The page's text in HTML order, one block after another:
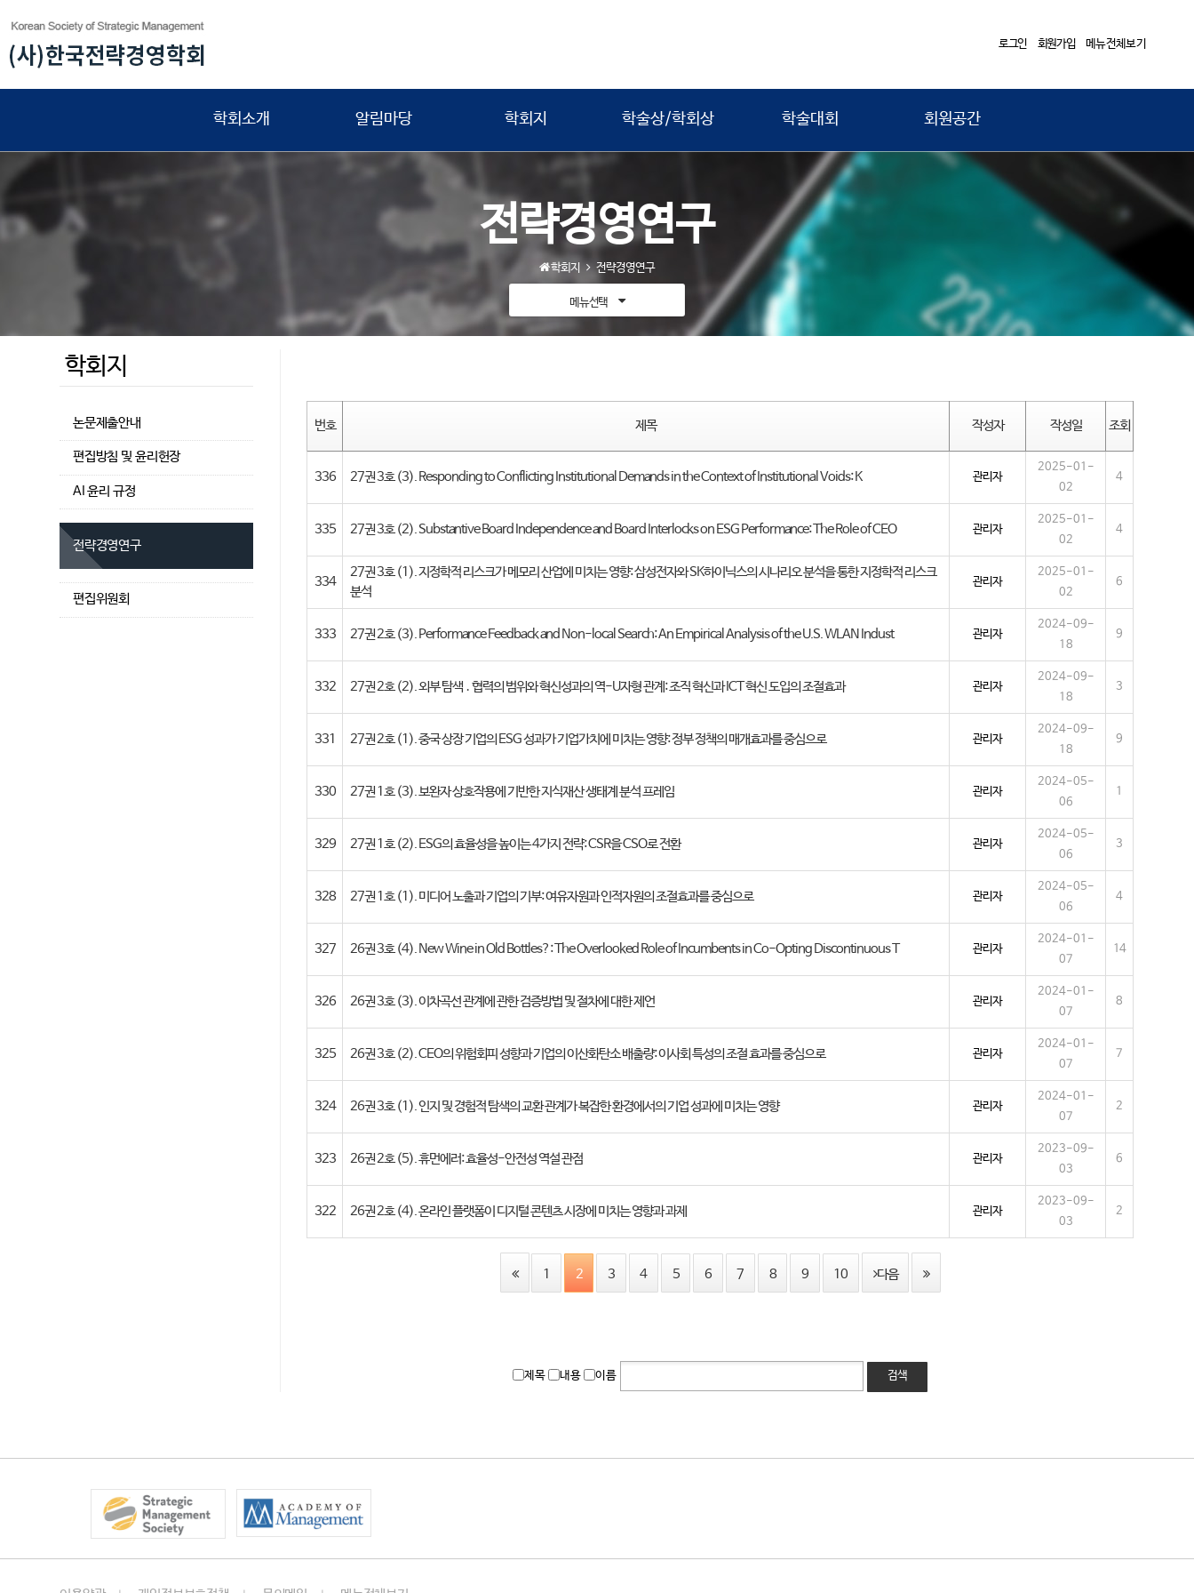
로그인 회원가입 메뉴전체보기
학회소개 알림마당 학회지 학술상/학회상 학술대회 회원공간
전략경영연구
학회지 전략경영연구
메뉴선택
학회지
논문제출안내
편집방침 및 윤리헌장
AI 윤리 규정
전략경영연구
편집위원회
번호 제목 작성자 작성일 조회
336 27권 3호 (3). Responding to Conflicting Institutional Demands in the Context of Institutional Voids: K 관리자
2025-01-
02
4
335 27권 3호 (2). Substantive Board Independence and Board Interlocks on ESG Performance: The Role of CEO 관리자
2025-01-
02
4
334
27권 3호 (1). 지정학적 리스크가 메모리 산업에 미치는 영향: 삼성전자와 SK하이닉스의 시나리오 분석을 통한 지정학적 리스크
분석
관리자
2025-01-
02
6
333 27권 2호 (3). Performance Feedback and Non-local Search: An Empirical Analysis of the U.S. WLAN Indust 관리자
2024-09-
18
9
332 27권 2호 (2). 외부 탐색 ․ 협력의 범위와 혁신성과의 역-U자형 관계: 조직 혁신과 ICT 혁신 도입의 조절효과 관리자
2024-09-
18
3
331 27권 2호 (1). 중국 상장 기업의 ESG 성과가 기업가치에 미치는 영향: 정부 정책의 매개효과를 중심으로 관리자
2024-09-
18
9
330 27권 1호 (3). 보완자 상호작용에 기반한 지식재산 생태계 분석 프레임 관리자
2024-05-
06
1
329 27권 1호 (2). ESG의 효율성을 높이는 4가지 전략: CSR을 CSO로 전환 관리자
2024-05-
06
3
328 27권 1호 (1). 미디어 노출과 기업의 기부: 여유자원과 인적자원의 조절효과를 중심으로 관리자
2024-05-
06
4
327 26권 3호 (4). New Wine in Old Bottles?: The Overlooked Role of Incumbents in Co-Opting Discontinuous T 관리자
2024-01-
07
14
326 26권 3호 (3). 이차곡선 관계에 관한 검증방법 및 절차에 대한 제언 관리자
2024-01-
07
8
325 26권 3호 (2). CEO의 위험회피 성향과 기업의 이산화탄소 배출량: 이사회 특성의 조절 효과를 중심으로 관리자
2024-01-
07
7
324 26권 3호 (1). 인지 및 경험적 탐색의 교환 관계가 복잡한 환경에서의 기업 성과에 미치는 영향 관리자
2024-01-
07
2
323 26권 2호 (5). 휴먼에러: 효율성-안전성 역설 관점 관리자
2023-09-
03
6
322 26권 2호 (4). 온라인 플랫폼이 디지털 콘텐츠 시장에 미치는 영향과 과제 관리자
2023-09-
03
2
1 2 3 4 5 6 7 8 9 10 다음
제목 내용 이름 검색